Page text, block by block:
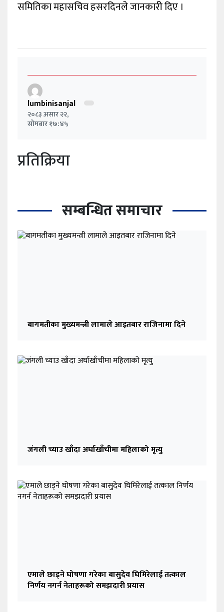
समितिका महासचिव हसरदिनले जानकारी दिए ।
lumbinisanjal
२०८३ असार २२,
सोमबार १७:४५
प्रतिक्रिया
सम्बन्धित समाचार
बागमतीका मुख्यमन्त्री लामाले आइतबार राजिनामा दिने
जंगली च्याउ खाँदा अर्घाखाँचीमा महिलाको मृत्यु
एमाले छाड्ने घोषणा गरेका बासुदेव घिमिरेलाई तत्काल
निर्णय नगर्न नेताहरूको समझदारी प्रयास